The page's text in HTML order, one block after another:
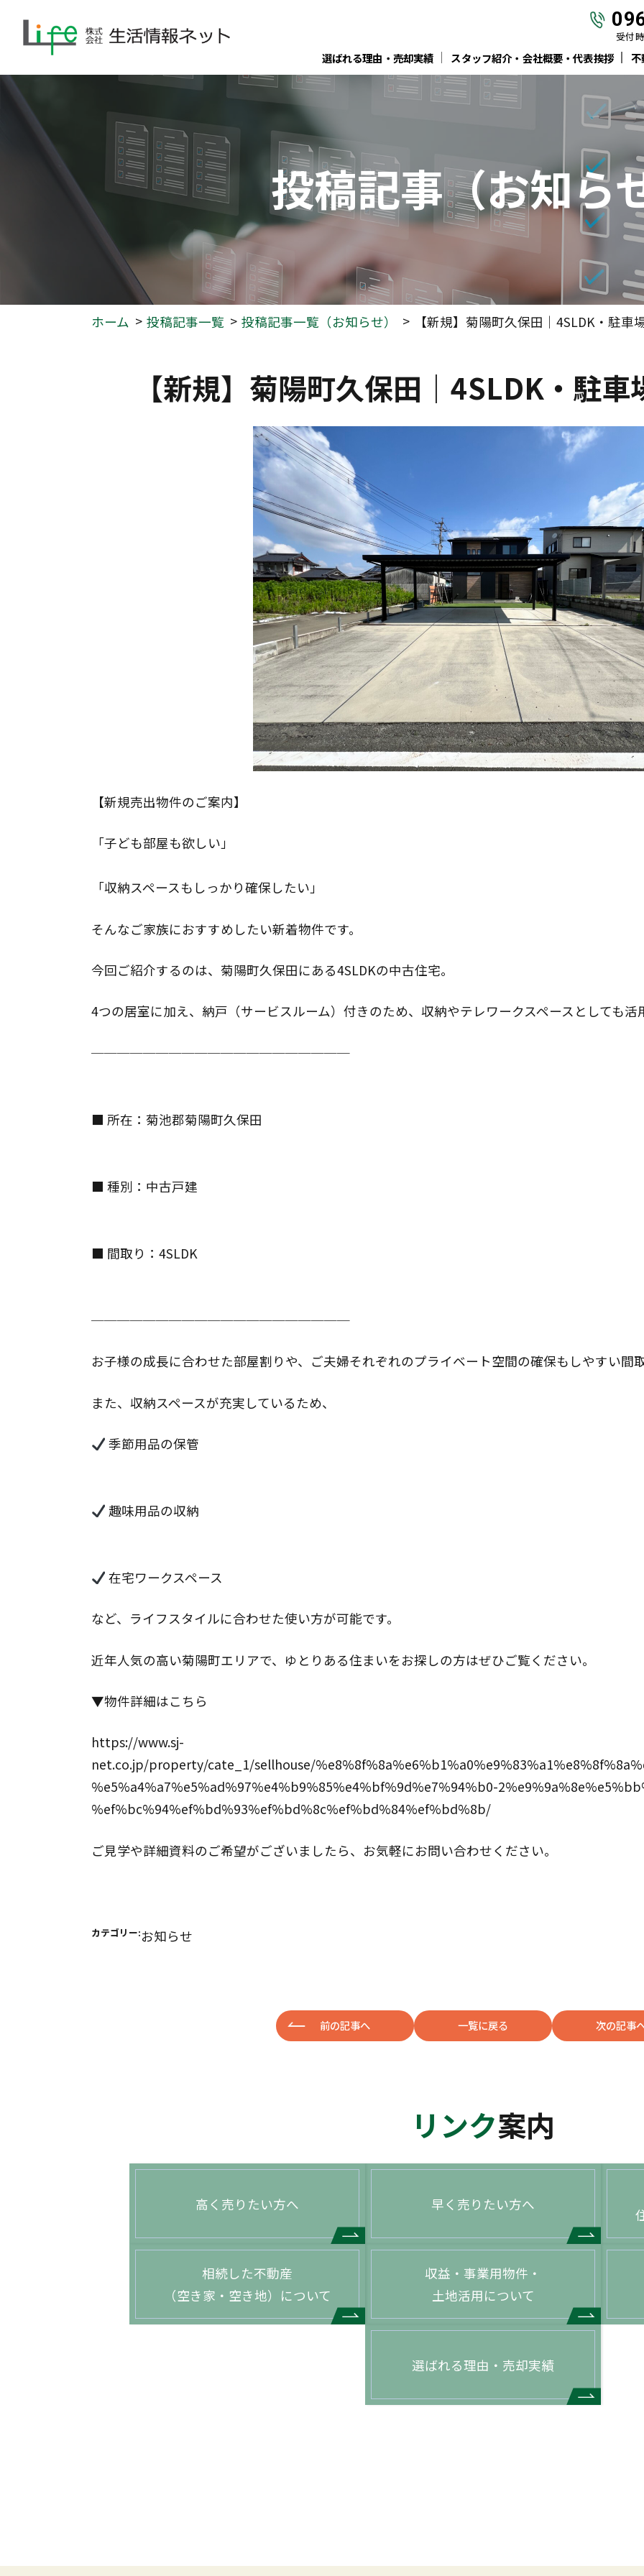
受付
選ばれる理由・売却実績
スタッフ紹介・会社概要・代表挨拶 不
投稿記事（お知ら
ホーム 投稿記事一覧 投稿記事一覧（お知らせ） 【新規】菊陽町久保田｜4SLDK・駐車
【新規】菊陽町久保田｜4SLDK・駐
【新規売出物件のご案内】
「子ども部屋も欲しい」
「収納スペースもしっかり確保したい」
そんなご家族におすすめしたい新着物件です。
今回ご紹介するのは、菊陽町久保田にある4SLDKの中古住宅。
4つの居室に加え、納戸（サービスルーム）付きのため、収納やテレワークスペースとしても活
────────────────────
■ 所在：菊池郡菊陽町久保田
■ 種別：中古戸建
■ 間取り：4SLDK
────────────────────
お子様の成長に合わせた部屋割りや、ご夫婦それぞれのプライベート空間の確保もしやすい間取
また、収納スペースが充実しているため、
季節用品の保管
趣味用品の収納
在宅ワークスペース
など、ライフスタイルに合わせた使い方が可能です。
近年人気の高い菊陽町エリアで、ゆとりある住まいをお探しの方はぜひご覧ください。
▼物件詳細はこちら
https://www.sj-
net.co.jp/property/cate_1/sellhouse/
%e5%a4%a7%e5%ad%97%e4%b9%85%e4%bf%9d%e7%94%b0-
%ef%bc%94%ef%bd%93%ef%bd%8c%ef%bd%84%ef%bd%8b/
ご見学や詳細資料のご希望がございましたら、お気軽にお問い合わせください。
カテゴリー:お知らせ
前の記事へ 一覧に戻る 次の記事
リンク案内
高く売りたい方へ 早く売りたい方へ
相続した不動産
（空き家・空き地）について
収益・事業用物件・
土地活用について
選ばれる理由・売却実績